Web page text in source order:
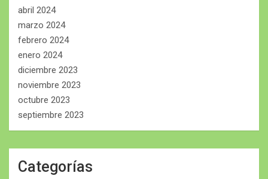
abril 2024
marzo 2024
febrero 2024
enero 2024
diciembre 2023
noviembre 2023
octubre 2023
septiembre 2023
Categorías